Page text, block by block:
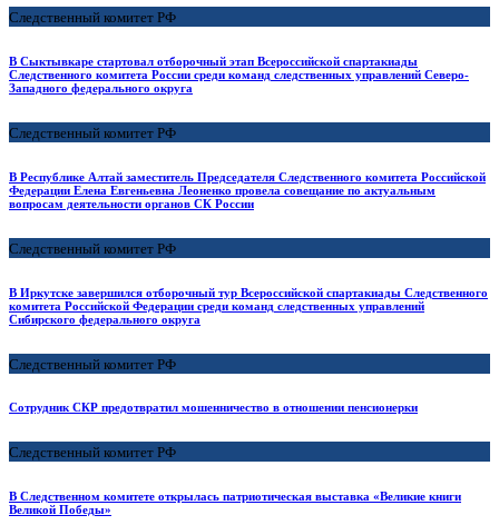
Следственный комитет РФ
В Сыктывкаре стартовал отборочный этап Всероссийской спартакиады
Следственного комитета России среди команд следственных управлений Северо-
Западного федерального округа
Следственный комитет РФ
В Республике Алтай заместитель Председателя Следственного комитета Российской
Федерации Елена Евгеньевна Леоненко провела совещание по актуальным
вопросам деятельности органов СК России
Следственный комитет РФ
В Иркутске завершился отборочный тур Всероссийской спартакиады Следственного
комитета Российской Федерации среди команд следственных управлений
Сибирского федерального округа
Следственный комитет РФ
Сотрудник СКР предотвратил мошенничество в отношении пенсионерки
Следственный комитет РФ
В Следственном комитете открылась патриотическая выставка «Великие книги
Великой Победы»